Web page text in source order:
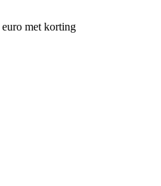
met korting